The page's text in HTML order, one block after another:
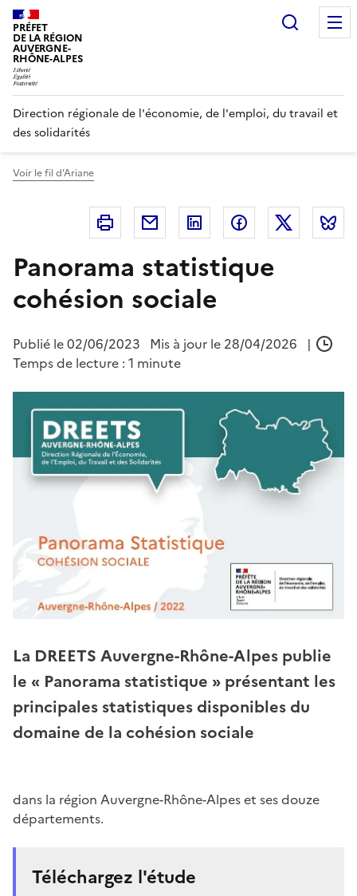
Panneau de gestion des cookies
PRÉFET
DE LA RÉGION
AUVERGNE-
RHÔNE-ALPES
Direction régionale de l'économie, de l'emploi, du travail et
des solidarités
Voir le fil d'Ariane
Imprimer Courriel Linkedin FacebookTwitter
Panorama statistique
cohésion sociale
Publié le02/06/2023 Mis à jour le 28/04/2026
|
Temps de lecture : 1 minute
La DREETS Auvergne-Rhône-Alpes publie
le « Panorama statistique » présentant les
principales statistiques disponibles du
domaine de la cohésion sociale
dans la région Auvergne-Rhône-Alpes et ses douze
départements.
Téléchargez l'étude